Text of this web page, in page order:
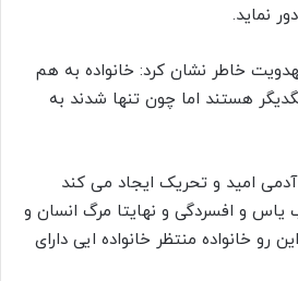
نماید.
خاطر نشان کرد: خانواده به هم
هستند اما چون تنها شدند به
امید و تحریک ایجاد می کند
و افسردگی و نهایتا مرگ انسان و
رو خانواده منتظر خانواده ایی دارای